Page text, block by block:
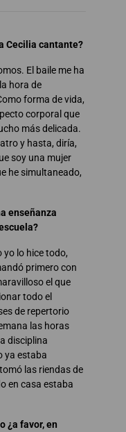
Cecilia cantante?
El baile me ha
hora de
forma de vida,
corporal que
más delicada.
y hasta, diría,
soy una mujer
he simultaneado,
enseñanza
yo lo hice todo,
primero con
el que
todo el
de repertorio
las horas
disciplina
ya estaba
las riendas de
en casa estaba
¿a favor, en